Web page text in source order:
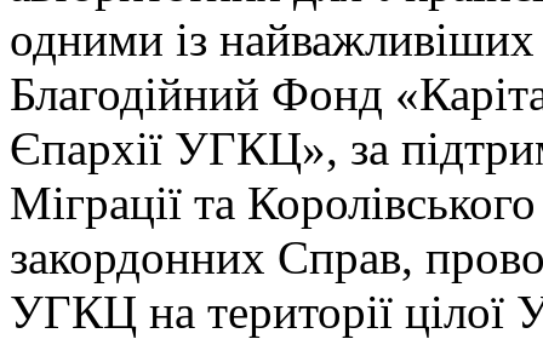
одними із
Благодійний Фонд
Єпархії УГКЦ», за
Міграції та
закордонних Справ,
УГКЦ на території цілої